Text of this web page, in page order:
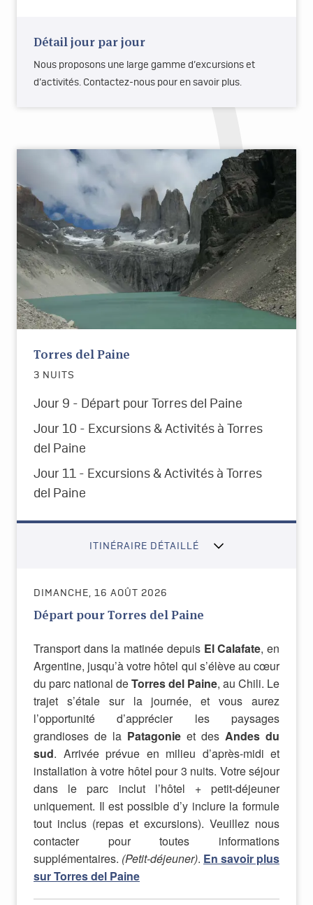
Détail jour par jour
Nous proposons une large gamme d’excursions et
d’activités. Contactez-nous pour en savoir plus.
Torres del Paine
3 NUITS
Jour 9 - Départ pour Torres del Paine
Jour 10 - Excursions & Activités à Torres
del Paine
Jour 11 - Excursions & Activités à Torres
del Paine
ITINÉRAIRE DÉTAILLÉ
DIMANCHE, 16 AOÛT 2026
Départ pour Torres del Paine
Transport dans la matinée depuis El Calafate, en
Argentine, jusqu’à votre hôtel qui s’élève au cœur
du parc national deTorres del Paine, au Chili. Le
trajet s’étale sur la journée, et vous aurez
l’opportunité d’apprécier les paysages
grandioses de la Patagonie et des Andes du
sud. Arrivée prévue en milieu d’après-midi et
installation à votre hôtel pour 3 nuits. Votre séjour
dans le parc inclut l’hôtel + petit-déjeuner
uniquement. Il est possible d’y inclure la formule
tout inclus (repas et excursions). Veuillez nous
contacter pour toutes informations
supplémentaires. (Petit-déjeuner). En savoir plus
sur Torres del Paine